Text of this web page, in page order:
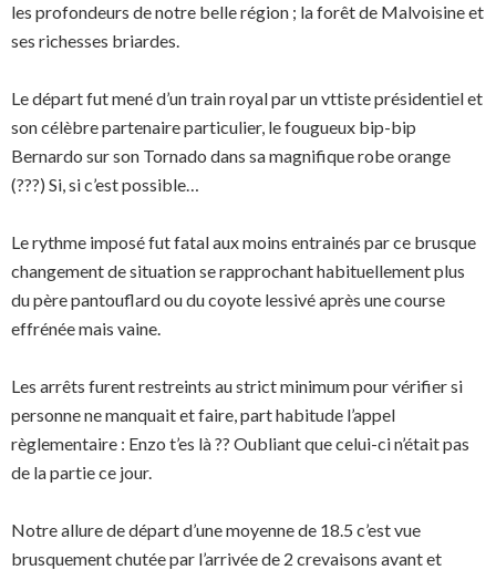
les profondeurs de notre belle région ; la forêt de Malvoisine et
ses richesses briardes.
Le départ fut mené d’un train royal par un vttiste présidentiel et
son célèbre partenaire particulier, le fougueux bip-bip
Bernardo sur son Tornado dans sa magnifique robe orange
(???) Si, si c’est possible…
Le rythme imposé fut fatal aux moins entrainés par ce brusque
changement de situation se rapprochant habituellement plus
du père pantouflard ou du coyote lessivé après une course
effrénée mais vaine.
Les arrêts furent restreints au strict minimum pour vérifier si
personne ne manquait et faire, part habitude l’appel
règlementaire : Enzo t’es là ?? Oubliant que celui-ci n’était pas
de la partie ce jour.
Notre allure de départ d’une moyenne de 18.5 c’est vue
brusquement chutée par l’arrivée de 2 crevaisons avant et